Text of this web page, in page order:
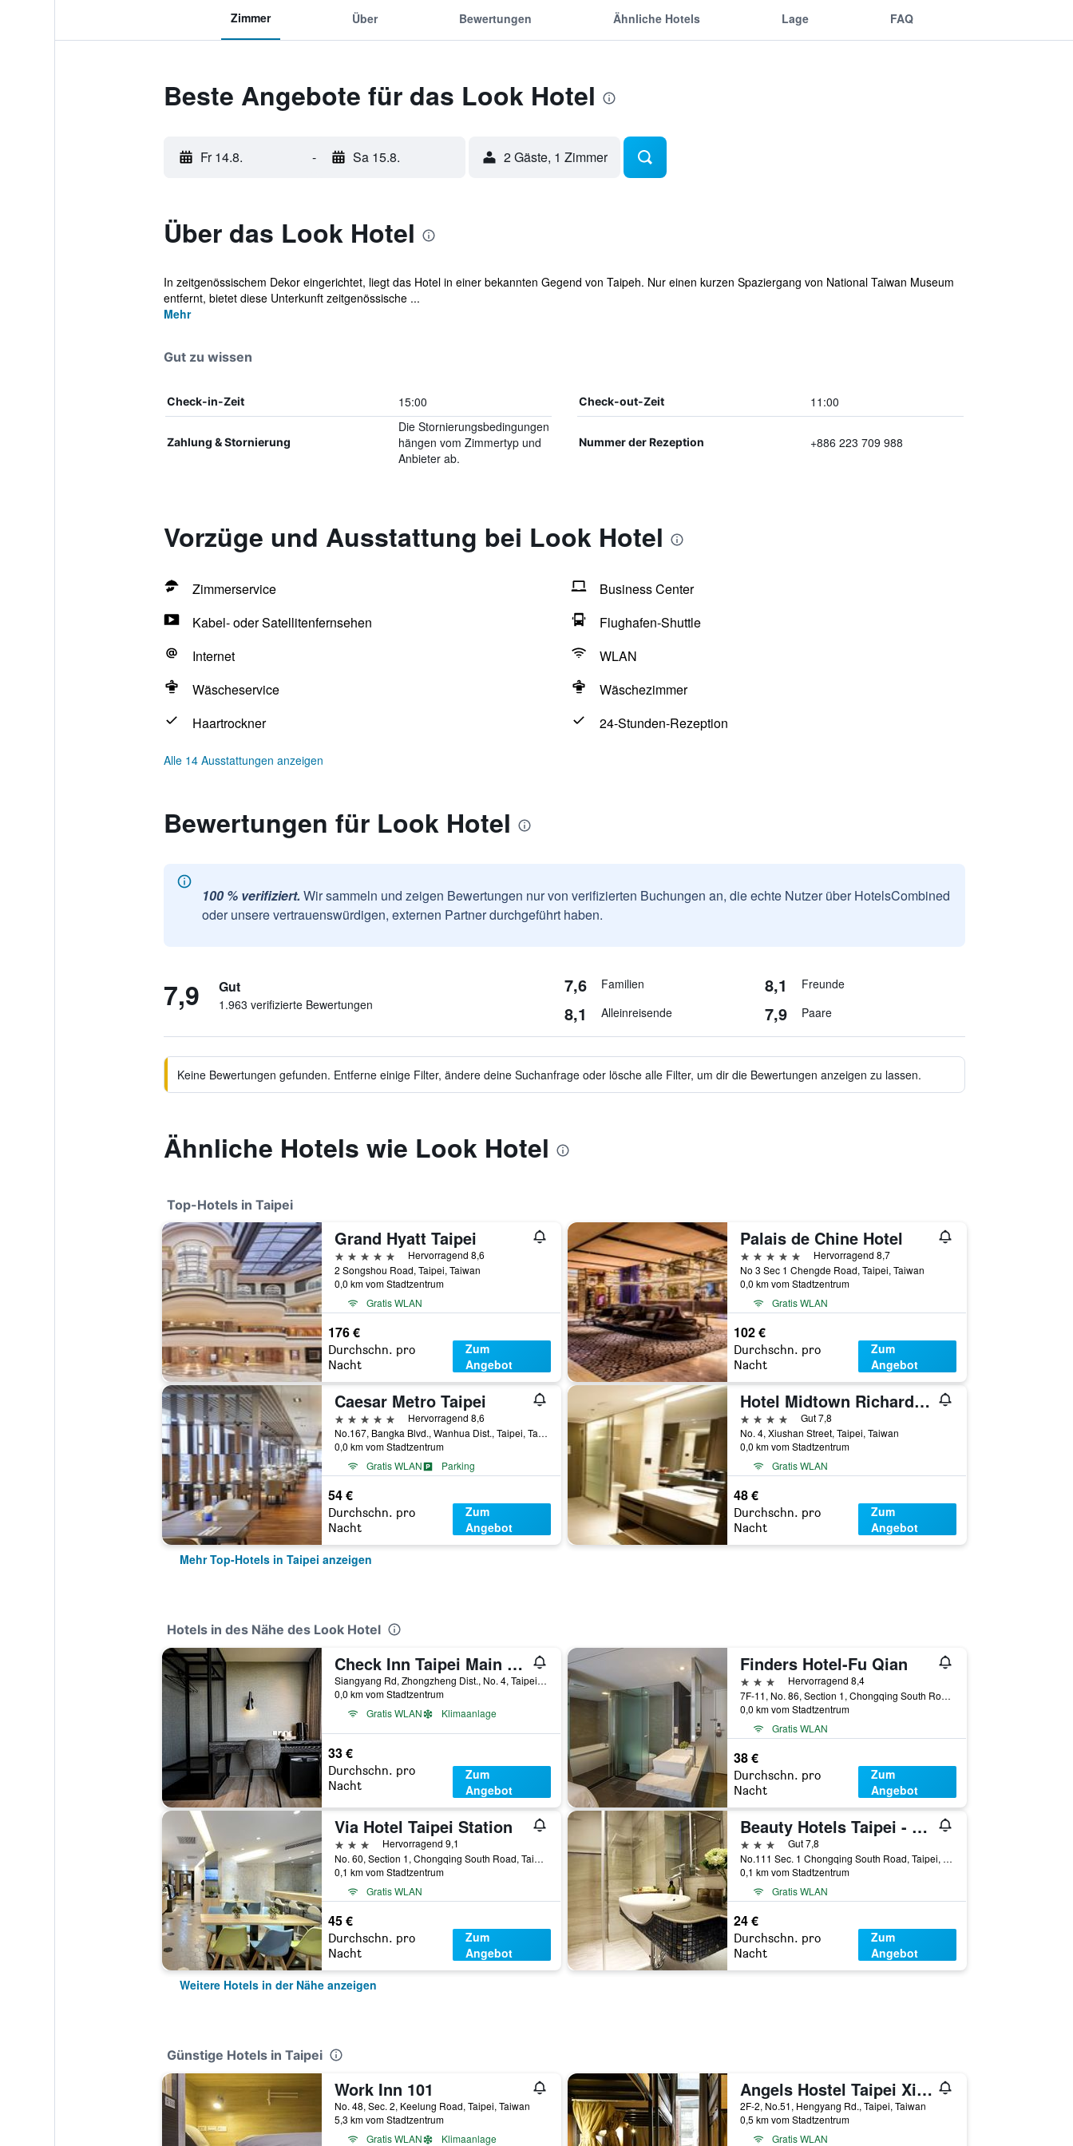
Zimmer Über Bewertungen Ähnliche Hotels Lage FAQ
Beste Angebote für das Look Hotel
Fr 14.8. - Sa 15.8. 2 Gäste, 1 Zimmer
Über das Look Hotel
In zeitgenössischem Dekor eingerichtet, liegt das Hotel in einer bekannten Gegend von Taipeh. Nur einen kurzen Spaziergang von National Taiwan Museum
entfernt, bietet diese Unterkunft zeitgenössische ...
Mehr
Gut zu wissen
Check-in-Zeit 15:00 Check-out-Zeit 11:00
Zahlung & Stornierung
Die Stornierungsbedingungen
hängen vom Zimmertyp und
Anbieter ab.
Nummer der Rezeption +886 223 709 988
Vorzüge und Ausstattung bei Look Hotel
Zimmerservice
Business Center
Kabel- oder Satellitenfernsehen
Flughafen-Shuttle
Internet
WLAN
Wäscheservice
Wäschezimmer
Haartrockner
24-Stunden-Rezeption
Alle 14 Ausstattungen anzeigen
Bewertungen für Look Hotel
100 % verifiziert. Wir sammeln und zeigen Bewertungen nur von verifizierten Buchungen an, die echte Nutzer über HotelsCombined
oder unsere vertrauenswürdigen, externen Partner durchgeführt haben.
7,9 Gut
1.963 verifizierte Bewertungen
7,6 Familien 8,1 Freunde
8,1 Alleinreisende 7,9 Paare
Keine Bewertungen gefunden. Entferne einige Filter, ändere deine Suchanfrage oder lösche alle Filter, um dir die Bewertungen anzeigen zu lassen.
Ähnliche Hotels wie Look Hotel
Top-Hotels in Taipei
Grand Hyatt Taipei
5 Sterne
Hervorragend 8,6
2 Songshou Road, Taipei, Taiwan
0,0 km vom Stadtzentrum
Gratis WLAN
176 €
Durchschn. pro
Nacht
Zum
Angebot
Palais de Chine Hotel
5 Sterne
Hervorragend 8,7
No 3 Sec 1 Chengde Road, Taipei, Taiwan
0,0 km vom Stadtzentrum
Gratis WLAN
102 €
Durchschn. pro
Nacht
Zum
Angebot
Caesar Metro Taipei
5 Sterne
Hervorragend 8,6
No.167, Bangka Blvd., Wanhua Dist., Taipei, Taiwan
0,0 km vom Stadtzentrum
Gratis WLAN
Parking
54 €
Durchschn. pro
Nacht
Zum
Angebot
Hotel Midtown Richardson
4 Sterne
Gut 7,8
No. 4, Xiushan Street, Taipei, Taiwan
0,0 km vom Stadtzentrum
Gratis WLAN
48 €
Durchschn. pro
Nacht
Zum
Angebot
Mehr Top-Hotels in Taipei anzeigen
Hotels in des Nähe des Look Hotel
Check Inn Taipei Main Station Branch
Siangyang Rd, Zhongzheng Dist., No. 4, Taipei, Taiwan
0,0 km vom Stadtzentrum
Gratis WLAN
Klimaanlage
33 €
Durchschn. pro
Nacht
Zum
Angebot
Finders Hotel-Fu Qian
3 Sterne
Hervorragend 8,4
7F-11, No. 86, Section 1, Chongqing South Road, Taipei, Taiwan
0,0 km vom Stadtzentrum
Gratis WLAN
38 €
Durchschn. pro
Nacht
Zum
Angebot
Via Hotel Taipei Station
3 Sterne
Hervorragend 9,1
No. 60, Section 1, Chongqing South Road, Taipei, Taiwan
0,1 km vom Stadtzentrum
Gratis WLAN
45 €
Durchschn. pro
Nacht
Zum
Angebot
Beauty Hotels Taipei - Hotel B7
3 Sterne
Gut 7,8
No.111 Sec. 1 Chongqing South Road, Taipei, Taiwan
0,1 km vom Stadtzentrum
Gratis WLAN
24 €
Durchschn. pro
Nacht
Zum
Angebot
Weitere Hotels in der Nähe anzeigen
Günstige Hotels in Taipei
Work Inn 101
No. 48, Sec. 2, Keelung Road, Taipei, Taiwan
5,3 km vom Stadtzentrum
Gratis WLAN
Klimaanlage
Angels Hostel Taipei Ximen
2F-2, No.51, Hengyang Rd., Taipei, Taiwan
0,5 km vom Stadtzentrum
Gratis WLAN